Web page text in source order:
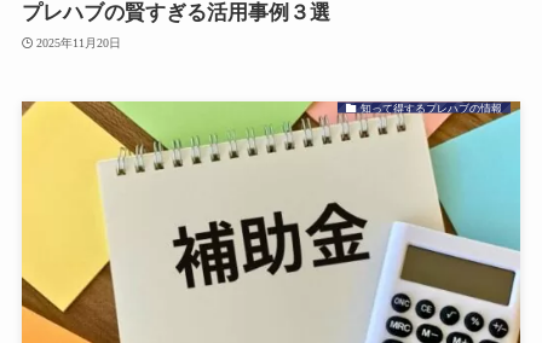
プレハブの賢すぎる活用事例３選
2025年11月20日
知って得するプレハブの情報